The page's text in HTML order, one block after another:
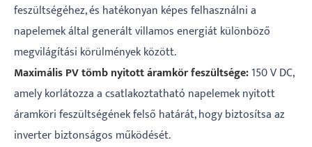
feszültségéhez, és hatékonyan képes felhasználni a
napelemek által generált villamos energiát különböző
megvilágítási körülmények között.
Maximális PV tömb nyitott áramkör feszültsége:150 V DC,
amely korlátozza a csatlakoztatható napelemek nyitott
áramköri feszültségének felső határát, hogy biztosítsa az
inverter biztonságos működését.